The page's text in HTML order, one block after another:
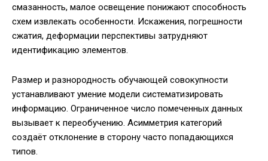
смазанность, малое освещение понижают способность
схем извлекать особенности. Искажения, погрешности
сжатия, деформации перспективы затрудняют
идентификацию элементов.
Размер и разнородность обучающей совокупности
устанавливают умение модели систематизировать
информацию. Ограниченное число помеченных данных
вызывает к переобучению. Асимметрия категорий
создаёт отклонение в сторону часто попадающихся
типов.